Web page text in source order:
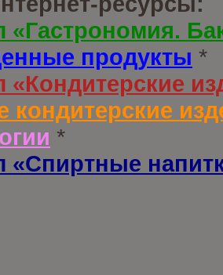
«Гастрономия.
продукты *
«Кондитерские
кондитерские
*
«Спиртные